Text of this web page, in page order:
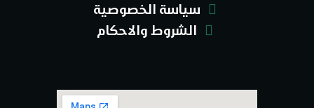
سياسة الخصوصية
الشروط والاحكام